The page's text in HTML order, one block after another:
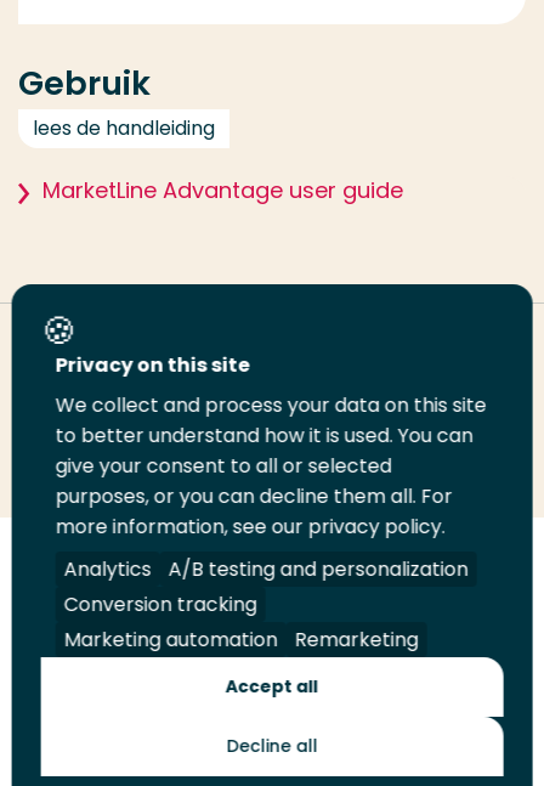
Gebruik
lees de handleiding
MarketLine Advantage user guide
Deel deze pagina
Deel
LinkedIn
Deel
op
Twitter
Deel
op
Facebook
Email
deze
pagina
Print
deze
pagina
Volg
ons
op
LinkedIn
Volg
ons
op
Facebook
Volg
ons
op
YouTube
Volg
ons
op
Instagram
Juridisch Security A-Z Index
Contact
Toekomstmakers
Privacy on this site
We collect and process your data on this site
to better understand how it is used. You can
give your consent to all or selected
purposes, or you can decline them all. For
more information, see our privacy policy.
Analytics
A/B testing and personalization
Conversion tracking
Marketing automation
Remarketing
Accept all
Decline all